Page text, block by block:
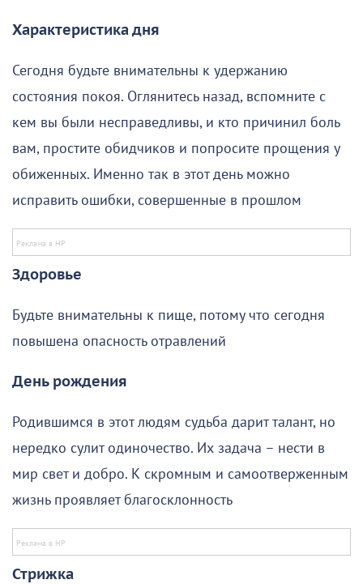
Характеристика дня
Сегодня будьте внимательны к удержанию
состояния покоя. Оглянитесь назад, вспомните с
кем вы были несправедливы, и кто причинил боль
вам, простите обидчиков и попросите прощения у
обиженных. Именно так в этот день можно
исправить ошибки, совершенные в прошлом
Здоровье
Будьте внимательны к пище, потому что сегодня
повышена опасность отравлений
День рождения
Родившимся в этот людям судьба дарит талант, но
нередко сулит одиночество. Их задача – нести в
мир свет и добро. К скромным и самоотверженным
жизнь проявляет благосклонность
Стрижка